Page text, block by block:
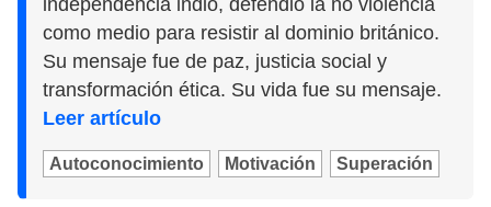
independencia indio, defendió la no violencia
como medio para resistir al dominio británico.
Su mensaje fue de paz, justicia social y
transformación ética. Su vida fue su mensaje.
Leer artículo
Autoconocimiento Motivación Superación